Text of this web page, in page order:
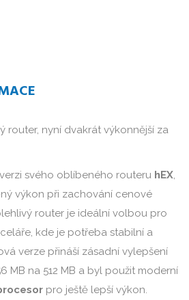
router, nyní dvakrát výkonnější za
svého oblíbeného routeru hEX,
výkon při zachování cenové
router je ideální volbou pro
kde je potřeba stabilní a
verze přináší zásadní vylepšení
MB na 512 MB a byl použit moderní
pro ještě lepší výkon.